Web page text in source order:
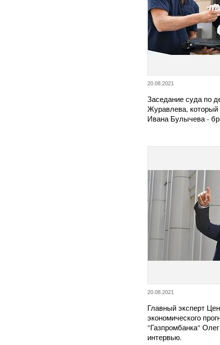
20.08.2021
Заседание суда по
Журавлева, который
Ивана Булычева -
20.08.2021
Главный эксперт
экономического
"Газпромбанка"
интервью.